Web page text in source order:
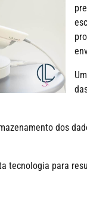
dos
tecnologia para